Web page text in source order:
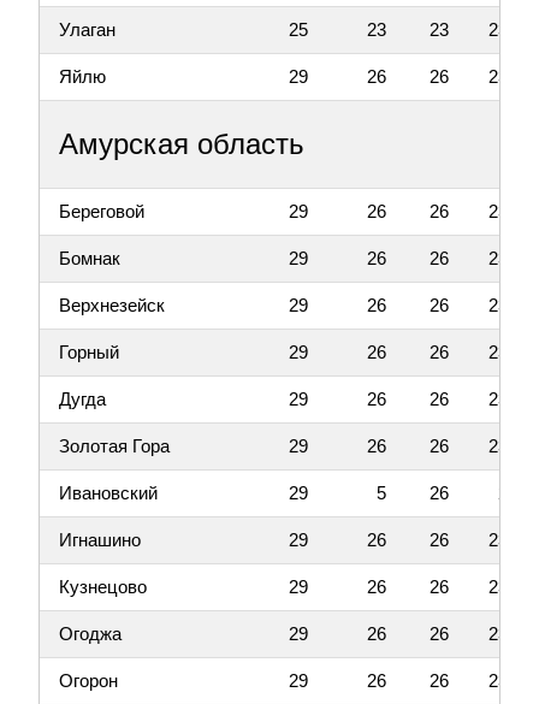
Улаган 25 23 23 23
Яйлю 29 26 26 23
Амурская область
Береговой 29 26 26 23
Бомнак 29 26 26 23
Верхнезейск 29 26 26 23
Горный 29 26 26 23
Дугда 29 26 26 23
Золотая Гора 29 26 26 23
Ивановский 29 5 26
Игнашино 29 26 26 23
Кузнецово 29 26 26 23
Огоджа 29 26 26 23
Огорон 29 26 26 23